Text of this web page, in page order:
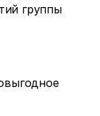
группы